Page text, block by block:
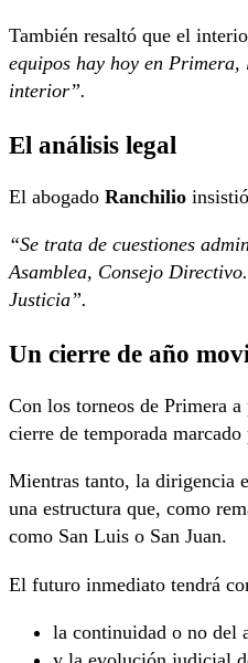
También resaltó que el
equipos hay hoy en
interior”.
El análisis legal
El abogado Ranchilio
“Se trata de cuestiones
Asamblea, Consejo
Justicia”.
Un cierre de año
Con los torneos de Primera
cierre de temporada
Mientras tanto, la dirigencia
una estructura que, como
como San Luis o San Juan.
El futuro inmediato tendrá
la continuidad o no del